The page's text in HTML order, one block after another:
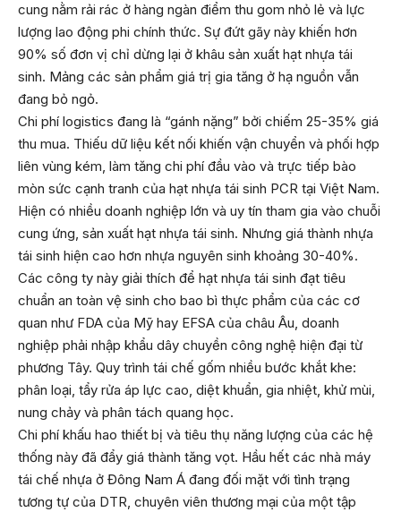
cung nằm rải rác ở hàng ngàn điểm thu gom nhỏ lẻ và lực
lượng lao động phi chính thức. Sự đứt gãy này khiến hơn
90% số đơn vị chỉ dừng lại ở khâu sản xuất hạt nhựa tái
sinh. Mảng các sản phẩm giá trị gia tăng ở hạ nguồn vẫn
đang bỏ ngỏ.
Chi phí logistics đang là “gánh nặng” bởi chiếm 25-35% giá
thu mua. Thiếu dữ liệu kết nối khiến vận chuyển và phối hợp
liên vùng kém, làm tăng chi phí đầu vào và trực tiếp bào
mòn sức cạnh tranh của hạt nhựa tái sinh PCR tại Việt Nam.
Hiện có nhiều doanh nghiệp lớn và uy tín tham gia vào chuỗi
cung ứng, sản xuất hạt nhựa tái sinh. Nhưng giá thành nhựa
tái sinh hiện cao hơn nhựa nguyên sinh khoảng 30-40%.
Các công ty này giải thích để hạt nhựa tái sinh đạt tiêu
chuẩn an toàn vệ sinh cho bao bì thực phẩm của các cơ
quan như FDA của Mỹ hay EFSA của châu Âu, doanh
nghiệp phải nhập khẩu dây chuyền công nghệ hiện đại từ
phương Tây. Quy trình tái chế gốm nhiều bước khắt khe:
phân loại, tẩy rửa áp lực cao, diệt khuẩn, gia nhiệt, khử mùi,
nung chảy và phân tách quang học.
Chi phí khấu hao thiết bị và tiêu thụ năng lượng của các hệ
thống này đã đẩy giá thành tăng vọt. Hầu hết các nhà máy
tái chế nhựa ở Đông Nam Á đang đối mặt với tình trạng
tương tự của DTR, chuyên viên thương mại của một tập